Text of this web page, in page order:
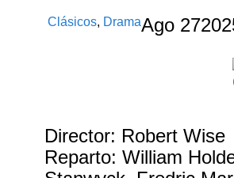
Clásicos, DramaAgo 27
Director: Robert Wise
Reparto: William